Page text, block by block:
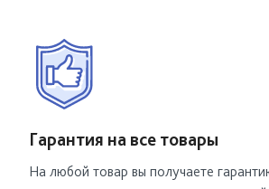
Гарантия на все товары
На любой товар вы получаете